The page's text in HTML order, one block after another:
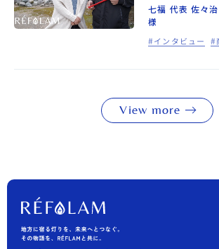
七福 代表 佐々
様
インタビュー
View more